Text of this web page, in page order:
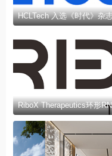
HCLTech 入选《时代》杂